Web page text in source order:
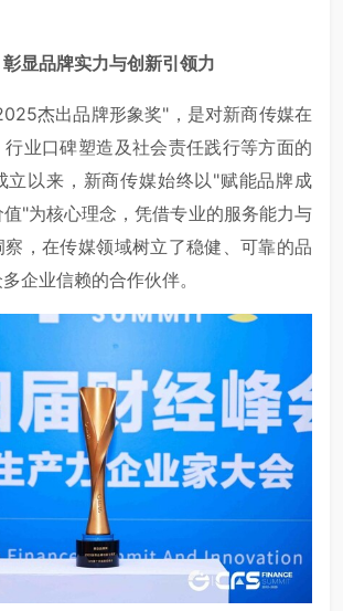
显品牌实力与创新引领力
杰出品牌形象奖"，是对新商传媒在
业口碑塑造及社会责任践行等方面的
立以来，新商传媒始终以"赋能品牌成
"为核心理念，凭借专业的服务能力与
，在传媒领域树立了稳健、可靠的品
企业信赖的合作伙伴。